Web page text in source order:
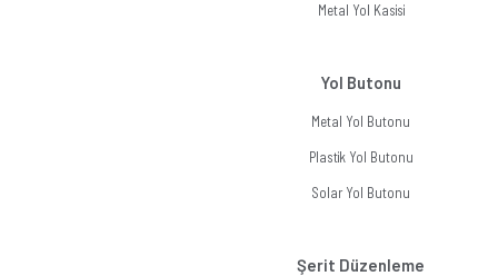
Metal Yol Kasisi
Yol Butonu
Metal Yol Butonu
Plastik Yol Butonu
Solar Yol Butonu
Şerit Düzenleme